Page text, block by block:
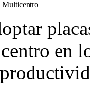
Multicentro
en